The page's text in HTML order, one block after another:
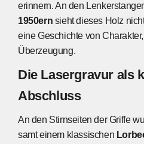
erinnern. An den
1950ern sieht dieses Holz
eine Geschichte von
Überzeugung.
Die Lasergravur als
Abschluss
An den Stirnseiten der Griffe
samt einem klassischen